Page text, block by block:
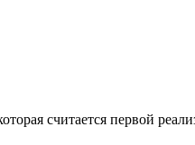
считается первой